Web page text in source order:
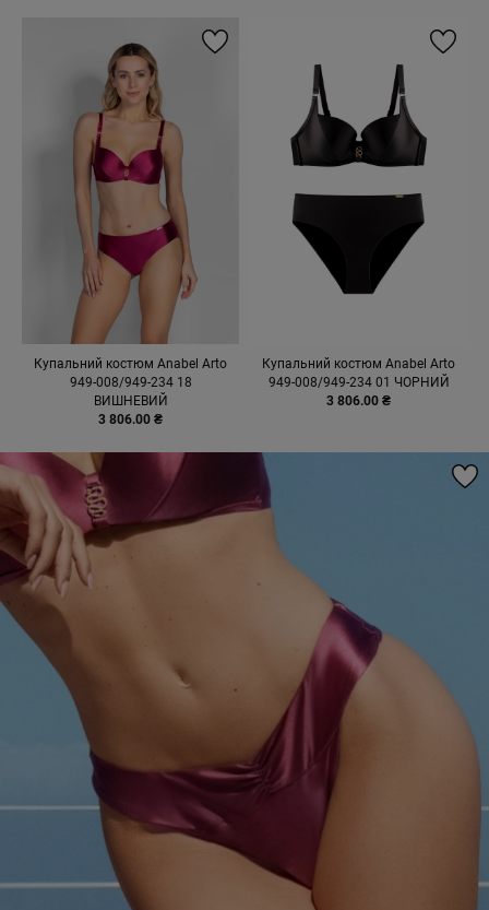
Купальний костюм Anabel Arto
949-008/949-234 18
ВИШНЕВИЙ
3 806.00 ₴
Купальний костюм Anabel Arto
949-008/949-234 01 ЧОРНИЙ
3 806.00 ₴